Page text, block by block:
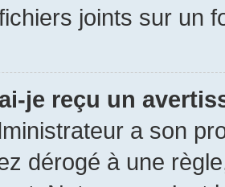
joints sur un
je reçu un
a son
dérogé à une